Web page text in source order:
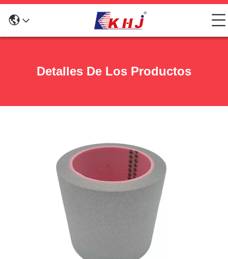
Detalles De Los Productos